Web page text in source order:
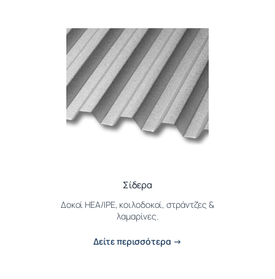
Σίδερα
Δοκοί HEA/IPE, κοιλοδοκοί, στράντζες &
λαμαρίνες.
Δείτε περισσότερα →